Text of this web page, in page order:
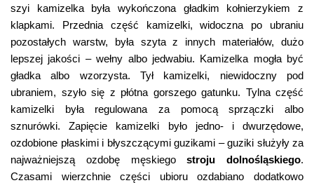
szyi kamizelka była wykończona gładkim kołnierzykiem z
klapkami. Przednia część kamizelki, widoczna po ubraniu
pozostałych warstw, była szyta z innych materiałów, dużo
lepszej jakości – wełny albo jedwabiu. Kamizelka mogła być
gładka albo wzorzysta. Tył kamizelki, niewidoczny pod
ubraniem, szyło się z płótna gorszego gatunku. Tylna część
kamizelki była regulowana za pomocą sprzączki albo
sznurówki. Zapięcie kamizelki było jedno- i dwurzędowe,
ozdobione płaskimi i błyszczącymi guzikami – guziki służyły za
najważniejszą ozdobę męskiegostroju dolnośląskiego.
Czasami wierzchnie części ubioru ozdabiano dodatkowo